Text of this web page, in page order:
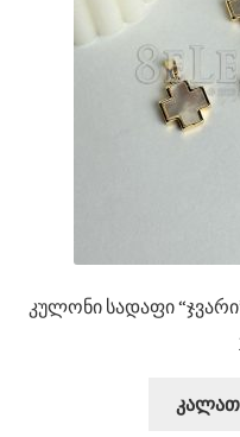
კულონი სადაფი